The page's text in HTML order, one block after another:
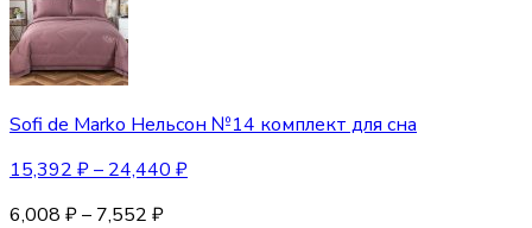
Sofi de Marko Нельсон №14 комплект для сна
15,392 ₽– 24,440 ₽
6,008 ₽– 7,552 ₽